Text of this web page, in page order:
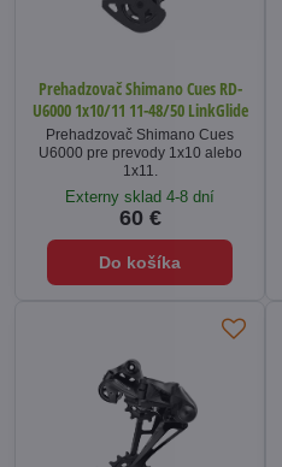
Prehadzovač Shimano Cues RD-
U6000 1x10/11 11-48/50 LinkGlide
Prehadzovač Shimano Cues
U6000 pre prevody 1x10 alebo
1x11.
Externy sklad 4-8 dní
60 €
Do košíka